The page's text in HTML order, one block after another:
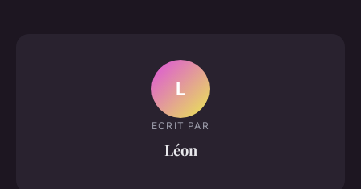
L
ECRIT PAR
Léon